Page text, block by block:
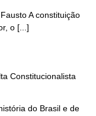
A constituição
o [...]
Constitucionalista
do Brasil e de